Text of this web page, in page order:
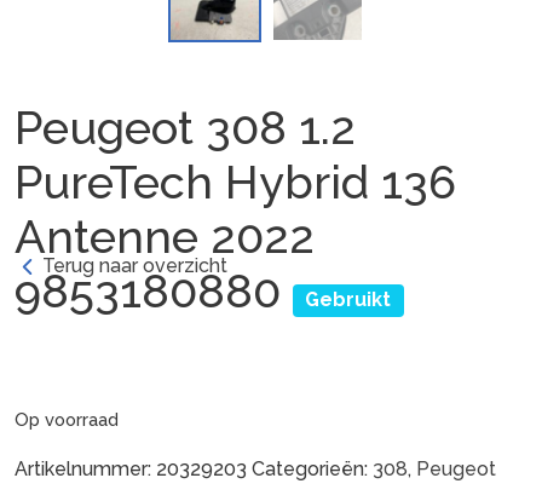
Peugeot 308 1.2
PureTech Hybrid 136
Antenne 2022
9853180880
Gebruikt
Terug naar overzicht
Op voorraad
Artikelnummer: 20329203 Categorieën: 308, Peugeot